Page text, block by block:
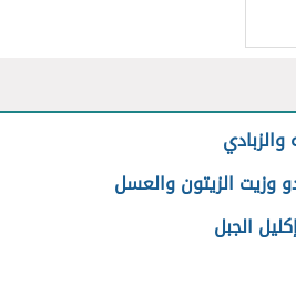
وزيت الزيتون والعسل
الجبل